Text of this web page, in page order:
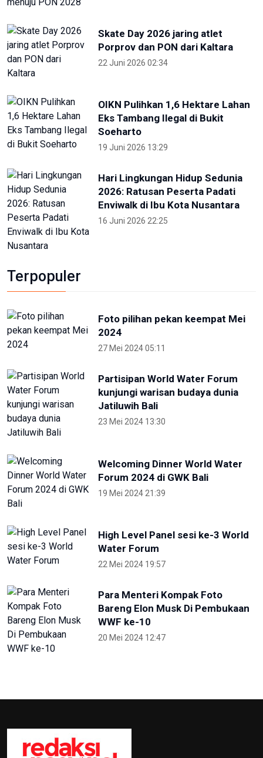
Skate Day 2026 jaring atlet
Porprov dan PON dari Kaltara
22 Juni 2026 02:34
OIKN Pulihkan 1,6 Hektare Lahan
Eks Tambang Ilegal di Bukit
Soeharto
19 Juni 2026 13:29
Hari Lingkungan Hidup Sedunia
2026: Ratusan Peserta Padati
Enviwalk di Ibu Kota Nusantara
16 Juni 2026 22:25
Terpopuler
Foto pilihan pekan keempat Mei
2024
27 Mei 2024 05:11
Partisipan World Water Forum
kunjungi warisan budaya dunia
Jatiluwih Bali
23 Mei 2024 13:30
Welcoming Dinner World Water
Forum 2024 di GWK Bali
19 Mei 2024 21:39
High Level Panel sesi ke-3 World
Water Forum
22 Mei 2024 19:57
Para Menteri Kompak Foto
Bareng Elon Musk Di Pembukaan
WWF ke-10
20 Mei 2024 12:47